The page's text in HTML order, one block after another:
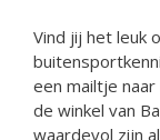
Vind jij het leuk
een mailtje
de winkel van
waardevol zijn